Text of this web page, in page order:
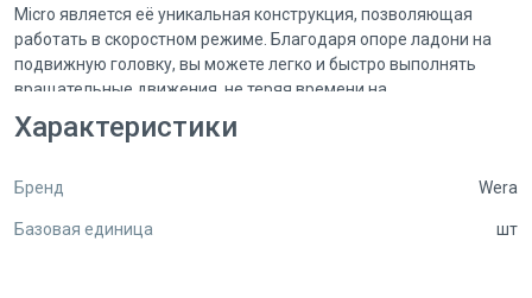
Micro является её уникальная конструкция, позволяющая
работать в скоростном режиме. Благодаря опоре ладони на
подвижную головку, вы можете легко и быстро выполнять
вращательные движения, не теряя времени на
перехватывание инструмента. Это особенно важно при
выполнении юстировочных работ, где требуется высокая
комфортное использование и позволяет передавать большие
Характеристики
Бренд Wera
Базовая единица шт